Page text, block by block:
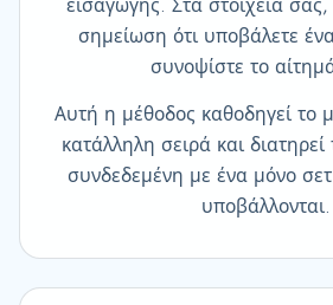
σημείωση ότι υποβάλετε
συνοψίστε το
Αυτή η μέθοδος καθοδηγεί το
κατάλληλη σειρά και διατηρεί
συνδεδεμένη με ένα μόνο
υποβάλλονται.